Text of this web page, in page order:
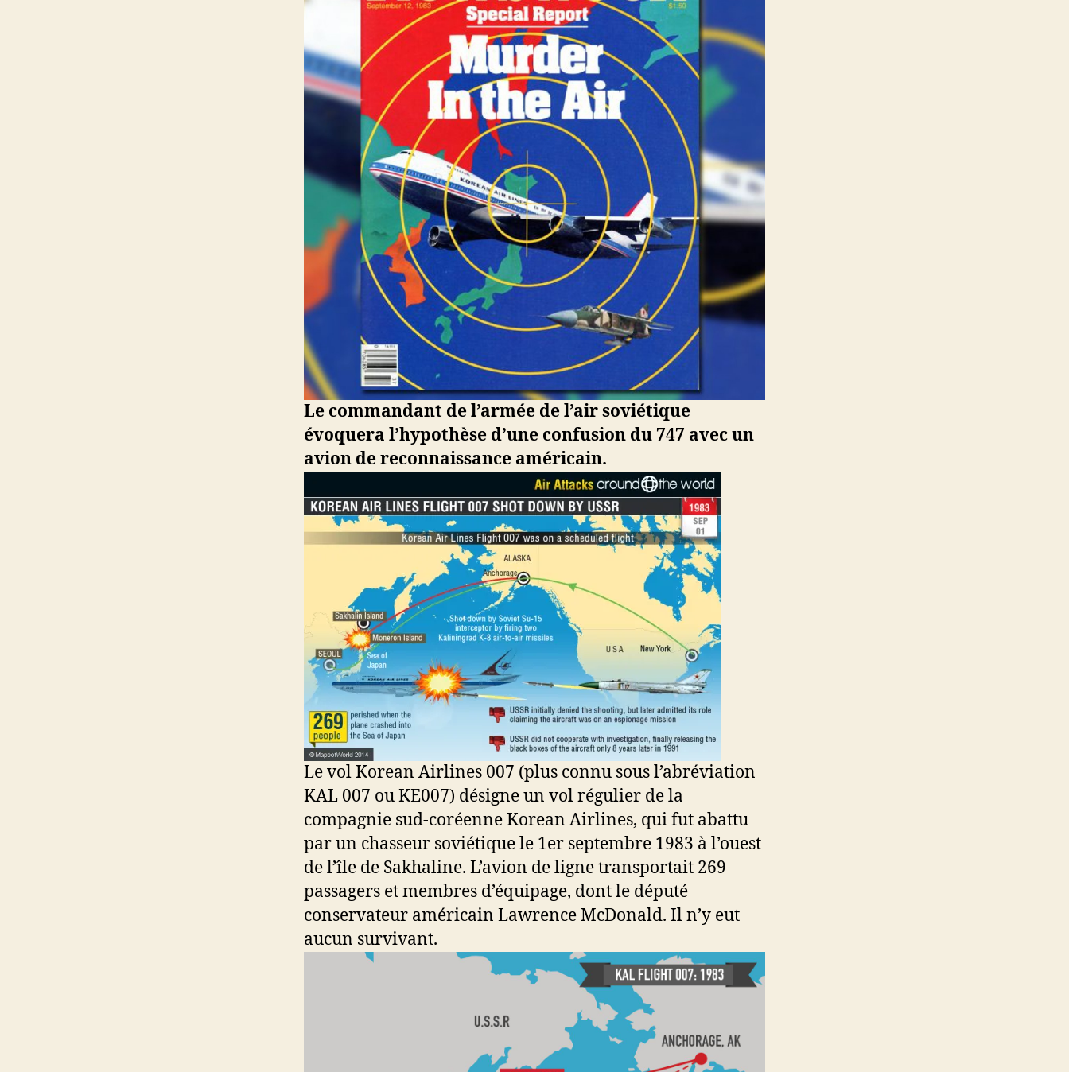
Le commandant de l’armée de l’air soviétique
évoquera l’hypothèse d’une confusion du 747 avec un
avion de reconnaissance américain.
Le vol Korean Airlines 007 (plus connu sous l’abréviation
KAL 007 ou KE007) désigne un vol régulier de la
compagnie sud-coréenne Korean Airlines, qui fut abattu
par un chasseur soviétique le 1er septembre 1983 à l’ouest
de l’île de Sakhaline. L’avion de ligne transportait 269
passagers et membres d’équipage, dont le député
conservateur américain Lawrence McDonald. Il n’y eut
aucun survivant.